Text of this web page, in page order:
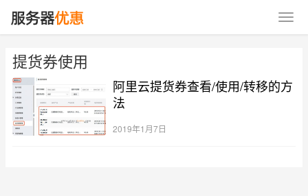
提货券使用
阿里云提货券查看/使用/转移的方
法
2019年1月7日